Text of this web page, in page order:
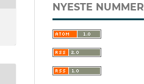
NYESTE NUMMER